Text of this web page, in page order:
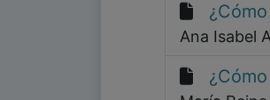
Ana Isabel